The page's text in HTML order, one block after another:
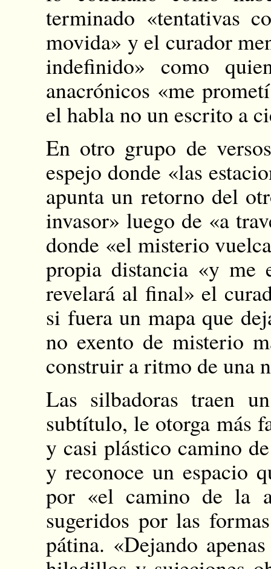
terminado «tentativas
movida» y el curador
indefinido» como
anacrónicos «me
el habla no un escrito a
En otro grupo de
espejo donde «las
apunta un retorno del
invasor» luego de «a
donde «el misterio
propia distancia «y me
revelará al final» el
si fuera un mapa que
no exento de misterio
construir a ritmo de una
Las silbadoras traen
subtítulo, le otorga más
y casi plástico camino
y reconoce un espacio
por «el camino de la
sugeridos por las
pátina. «Dejando